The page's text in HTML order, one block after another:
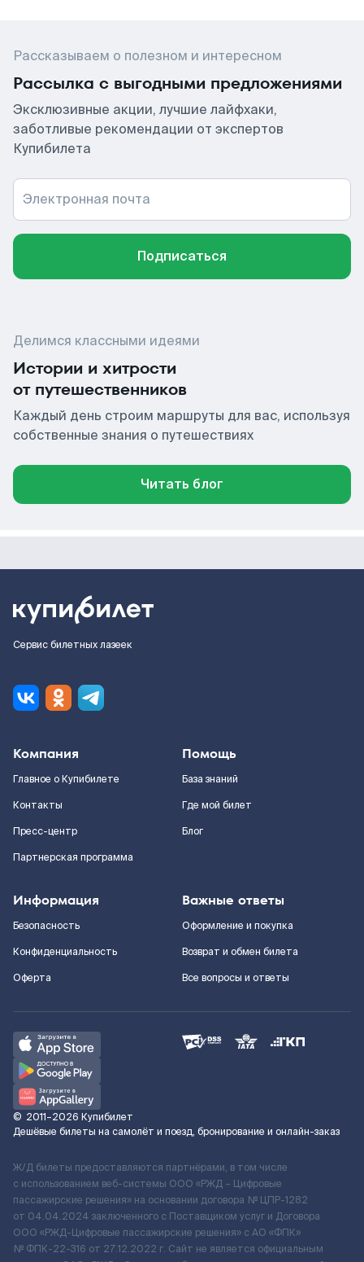
Рассказываем о полезном и интересном
Рассылка с выгодными предложениями
Эксклюзивные акции, лучшие лайфхаки,
заботливые рекомендации от экспертов
Купибилета
Электронная почта
Подписаться
Делимся классными идеями
Истории и хитрости
от путешественников
Каждый день строим маршруты для вас, используя
собственные знания о путешествиях
Читать блог
Сервис билетных лазеек
Компания
Главное о Купибилете
Контакты
Пресс-центр
Партнерская программа
Помощь
База знаний
Где мой билет
Блог
Информация
Безопасность
Конфиденциальность
Оферта
Важные ответы
Оформление и покупка
Возврат и обмен билета
Все вопросы и ответы
© 2011–2026 Купибилет
Дешёвые билеты на самолёт и поезд, бронирование и онлайн-заказ
Ж/Д билеты предоставляются партнёрами, в том числе
с использованием веб-системы ООО «РЖД – Цифровые
пассажирские решения» на основании договора № ЦПР-1282
от 04.04.2024 заключенного с Поставщиком услуг и Договора
ООО «РЖД-Цифровые пассажирские решения» c АО «ФПК»
№ ФПК-22-316 от 27.12.2022 г. Сайт не является официальным